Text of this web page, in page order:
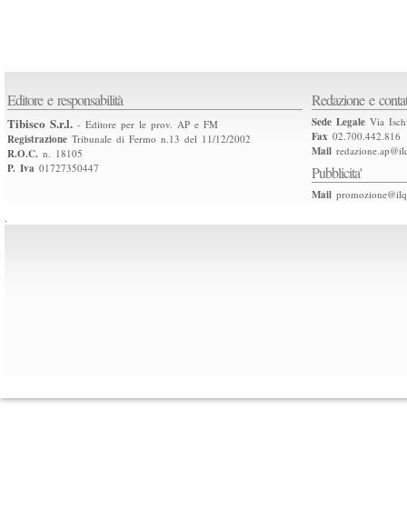
Editore e responsabilità
Tibisco S.r.l. - Editore per le prov. AP e FM
Registrazione Tribunale di Fermo n.13 del 11/12/2002
R.O.C. n. 18105
P. Iva 01727350447
Redazione e
Sede Legale Via
Fax 02.700.442.816
Mail
Pubblicita'
Mail
.